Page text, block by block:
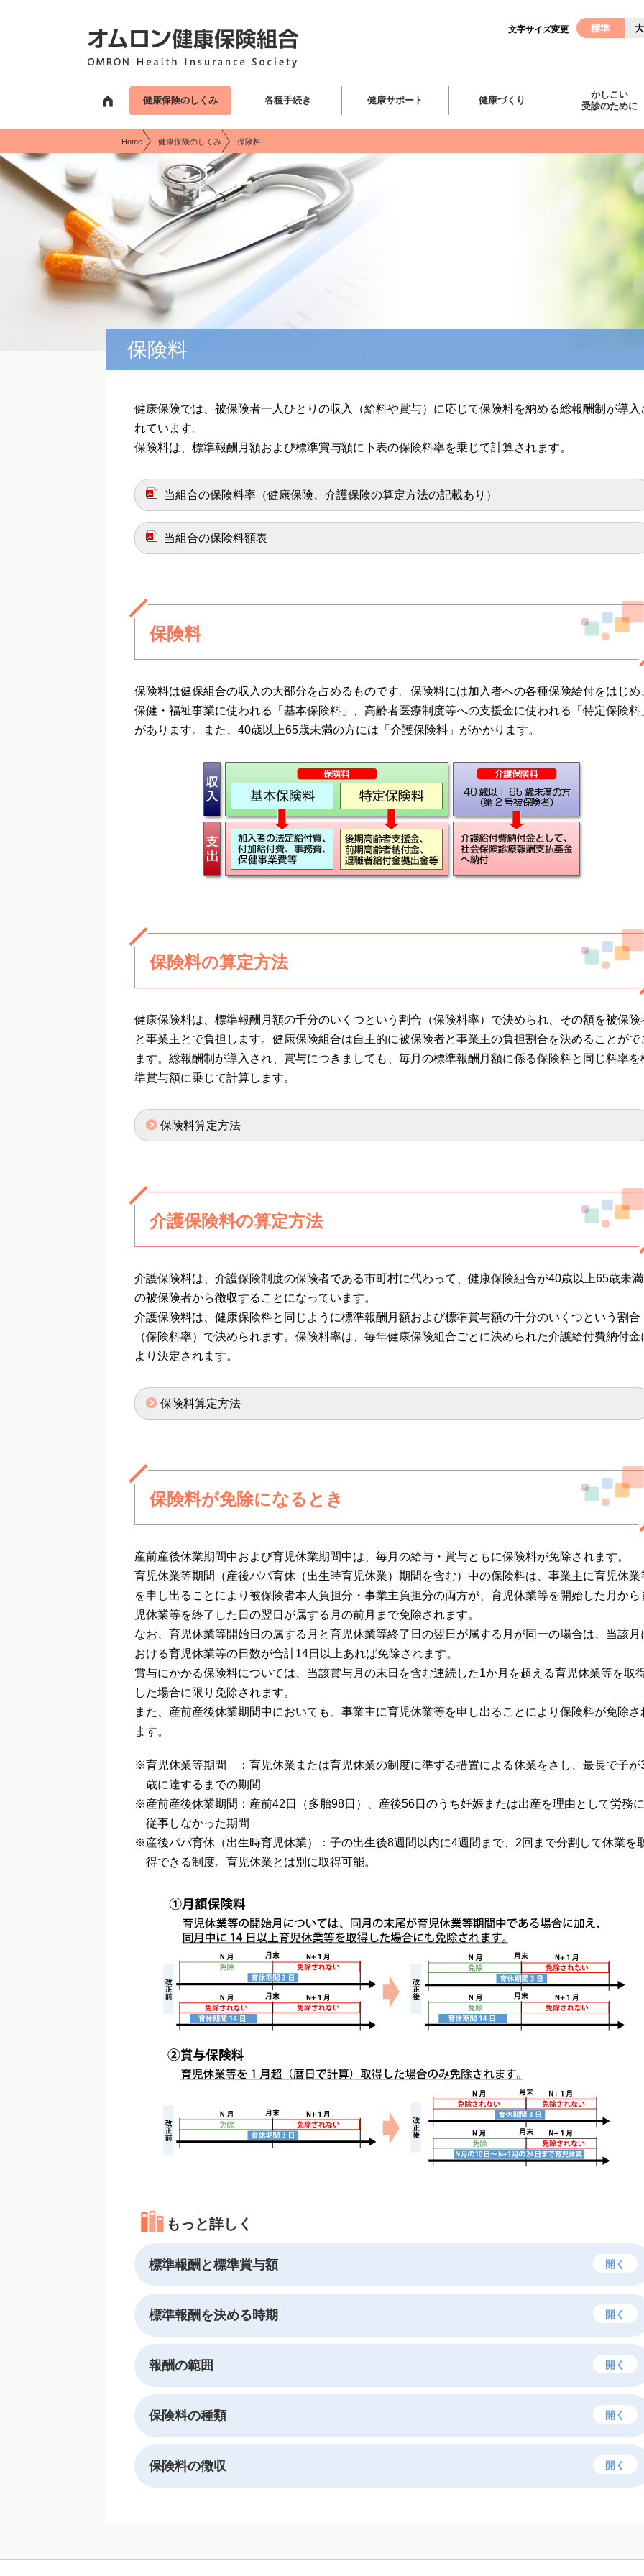
健康保険のしくみ 各種手続き 健康サポート 健康づくり
かしこい
受診のために
文字サイズ変更 標準
Home 健康保険のしくみ 保険料
保険料
健康保険では、被保険者一人ひとりの収入（給料や賞与）に応じて保険料を納める総報酬制が導入
れています。
保険料は、標準報酬月額および標準賞与額に下表の保険料率を乗じて計算されます。
当組合の保険料率（健康保険、介護保険の算定方法の記載あり）
当組合の保険料額表
保険料
保険料は健保組合の収入の大部分を占めるものです。保険料には加入者への各種保険給付をはじめ
保健・福祉事業に使われる「基本保険料」、高齢者医療制度等への支援金に使われる「特定保険料
があります。また、40歳以上65歳未満の方には「介護保険料」がかかります。
保険料の算定方法
健康保険料は、標準報酬月額の千分のいくつという割合（保険料率）で決められ、その額を被保険
と事業主とで負担します。健康保険組合は自主的に被保険者と事業主の負担割合を決めることがで
ます。総報酬制が導入され、賞与につきましても、毎月の標準報酬月額に係る保険料と同じ料率を
準賞与額に乗じて計算します。
保険料算定方法
介護保険料の算定方法
介護保険料は、介護保険制度の保険者である市町村に代わって、健康保険組合が40歳以上65歳未満
の被保険者から徴収することになっています。
介護保険料は、健康保険料と同じように標準報酬月額および標準賞与額の千分のいくつという割合
（保険料率）で決められます。保険料率は、毎年健康保険組合ごとに決められた介護給付費納付金
より決定されます。
保険料算定方法
保険料が免除になるとき
産前産後休業期間中および育児休業期間中は、毎月の給与・賞与ともに保険料が免除されます。
育児休業等期間（産後パパ育休（出生時育児休業）期間を含む）中の保険料は、事業主に育児休業
を申し出ることにより被保険者本人負担分・事業主負担分の両方が、育児休業等を開始した月から
児休業等を終了した日の翌日が属する月の前月まで免除されます。
なお、育児休業等開始日の属する月と育児休業等終了日の翌日が属する月が同一の場合は、当該月
おける育児休業等の日数が合計14日以上あれば免除されます。
賞与にかかる保険料については、当該賞与月の末日を含む連続した1か月を超える育児休業等を取
した場合に限り免除されます。
また、産前産後休業期間中においても、事業主に育児休業等を申し出ることにより保険料が免除さ
ます。
※育児休業等期間 ：育児休業または育児休業の制度に準ずる措置による休業をさし、最長で子が
歳に達するまでの期間
※産前産後休業期間：産前42日（多胎98日）、産後56日のうち妊娠または出産を理由として労務に
従事しなかった期間
※産後パパ育休（出生時育児休業）：子の出生後8週間以内に4週間まで、2回まで分割して休業を
得できる制度。育児休業とは別に取得可能。
もっと詳しく
標準報酬と標準賞与額 開く
標準報酬を決める時期 開く
報酬の範囲 開く
保険料の種類 開く
保険料の徴収 開く